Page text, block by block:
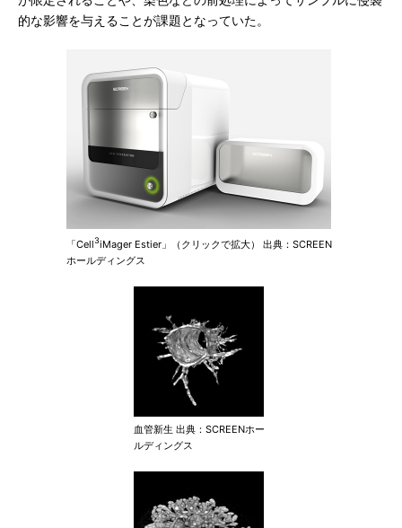
的な影響を与えることが課題となっていた。
「Cell3iMager Estier」（クリックで拡大） 出典：SCREEN
ホールディングス
血管新生 出典：SCREENホー
ルディングス